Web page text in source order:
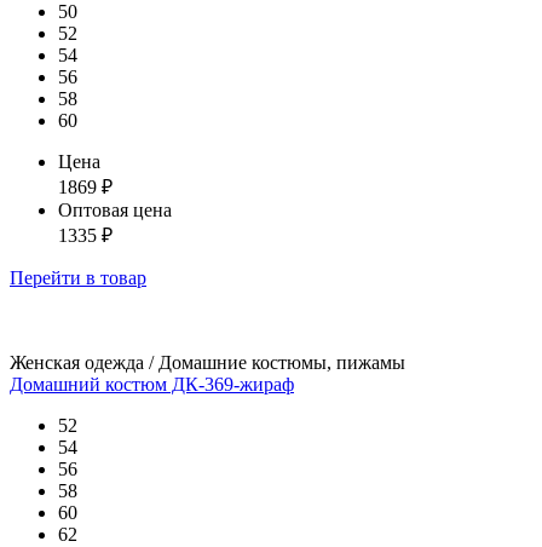
50
52
54
56
58
60
Цена
1869 ₽
Оптовая цена
1335 ₽
Перейти в товар
Женская одежда / Домашние костюмы, пижамы
Домашний костюм ДК-369-жираф
52
54
56
58
60
62